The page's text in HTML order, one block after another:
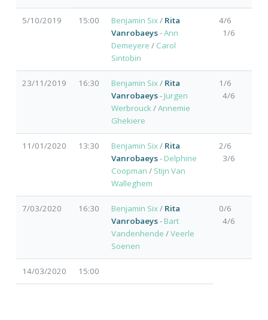
5/10/2019 15:00 Benjamin Six/ Rita
Vanrobaeys-Ann
Demeyere / Carol
Sintobin
4/6
1/6
23/11/2019 16:30 Benjamin Six/ Rita
Vanrobaeys- Jurgen
Werbrouck/Annemie
Ghekiere
1/6
4/6
11/01/2020 13:30 Benjamin Six/ Rita
Vanrobaeys- Delphine
Coopman / Stijn Van
Walleghem
2/6
3/6
7/03/2020 16:30 Benjamin Six/ Rita
Vanrobaeys- Bart
Vandenhende /Veerle
Soenen
0/6
4/6
14/03/2020 15:00